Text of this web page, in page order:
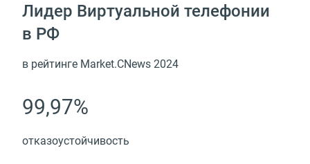
Лидер Виртуальной телефонии
в РФ
в рейтинге Market.CNews 2024
99,97%
отказоустойчивость